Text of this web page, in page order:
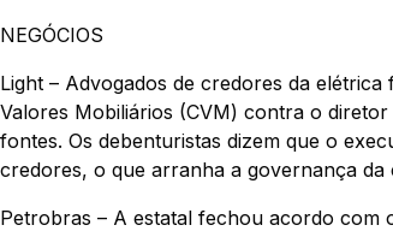
NEGÓCIOS
Light – Advogados de credores da
Valores Mobiliários (CVM) contra o
fontes. Os debenturistas dizem que o
credores, o que arranha a governança
Petrobras – A estatal fechou acordo com